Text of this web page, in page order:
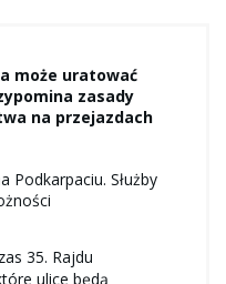
może uratować
zasady
na przejazdach
Podkarpaciu. Służby
35. Rajdu
ulice będą